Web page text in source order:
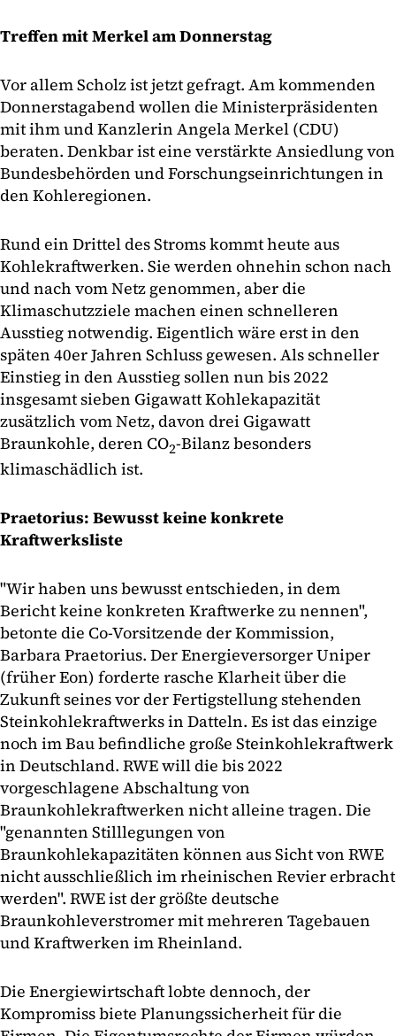
Treffen mit Merkel am Donnerstag
Vor allem Scholz ist jetzt gefragt. Am kommenden
Donnerstagabend wollen die Ministerpräsidenten
mit ihm und Kanzlerin Angela Merkel (CDU)
beraten. Denkbar ist eine verstärkte Ansiedlung von
Bundesbehörden und Forschungseinrichtungen in
den Kohleregionen.
Rund ein Drittel des Stroms kommt heute aus
Kohlekraftwerken. Sie werden ohnehin schon nach
und nach vom Netz genommen, aber die
Klimaschutzziele machen einen schnelleren
Ausstieg notwendig. Eigentlich wäre erst in den
späten 40er Jahren Schluss gewesen. Als schneller
Einstieg in den Ausstieg sollen nun bis 2022
insgesamt sieben Gigawatt Kohlekapazität
zusätzlich vom Netz, davon drei Gigawatt
Braunkohle, deren CO2-Bilanz besonders
klimaschädlich ist.
Praetorius: Bewusst keine konkrete
Kraftwerksliste
"Wir haben uns bewusst entschieden, in dem
Bericht keine konkreten Kraftwerke zu nennen",
betonte die Co-Vorsitzende der Kommission,
Barbara Praetorius. Der Energieversorger Uniper
(früher Eon) forderte rasche Klarheit über die
Zukunft seines vor der Fertigstellung stehenden
Steinkohlekraftwerks in Datteln. Es ist das einzige
noch im Bau befindliche große Steinkohlekraftwerk
in Deutschland. RWE will die bis 2022
vorgeschlagene Abschaltung von
Braunkohlekraftwerken nicht alleine tragen. Die
"genannten Stilllegungen von
Braunkohlekapazitäten können aus Sicht von RWE
nicht ausschließlich im rheinischen Revier erbracht
werden". RWE ist der größte deutsche
Braunkohleverstromer mit mehreren Tagebauen
und Kraftwerken im Rheinland.
Die Energiewirtschaft lobte dennoch, der
Kompromiss biete Planungssicherheit für die